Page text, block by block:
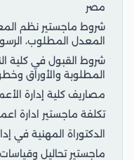
مصر
المعدل المطلوب،
شروط القبول في كلية
المطلوبة والأوراق
مصاريف كلية إدارة
تكلفة ماجستير ادارة
الدكتوراة المهنية في
ماجستير تحاليل